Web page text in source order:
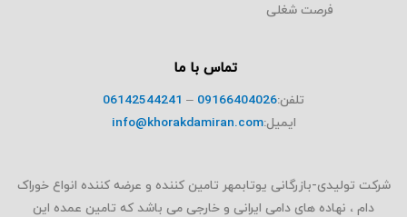
فرصت شغلی
تماس با ما
تلفن:09166404026
–
06142544241
ایمیل:info@khorakdamiran.com
شرکت تولیدی-بازرگانی یوتابمهر تامین کننده و عرضه کننده انواع خوراک
دام ، نهاده های دامی ایرانی و خارجی می باشد که تامین عمده این